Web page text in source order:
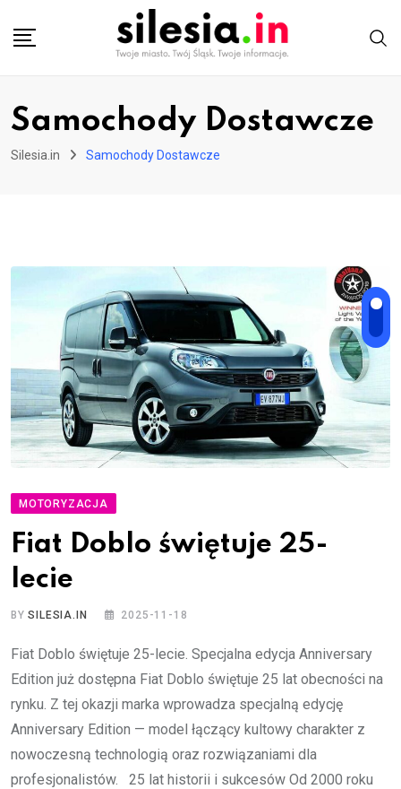
Samochody Dostawcze
Silesia.in Samochody Dostawcze
MOTORYZACJA
Fiat Doblo świętuje 25-
lecie
BYSILESIA.IN 2025-11-18
Fiat Doblo świętuje 25-lecie. Specjalna edycja Anniversary
Edition już dostępna Fiat Doblo świętuje 25 lat obecności na
rynku. Z tej okazji marka wprowadza specjalną edycję
Anniversary Edition — model łączący kultowy charakter z
nowoczesną technologią oraz rozwiązaniami dla
profesjonalistów. 25 lat historii i sukcesów Od 2000 roku